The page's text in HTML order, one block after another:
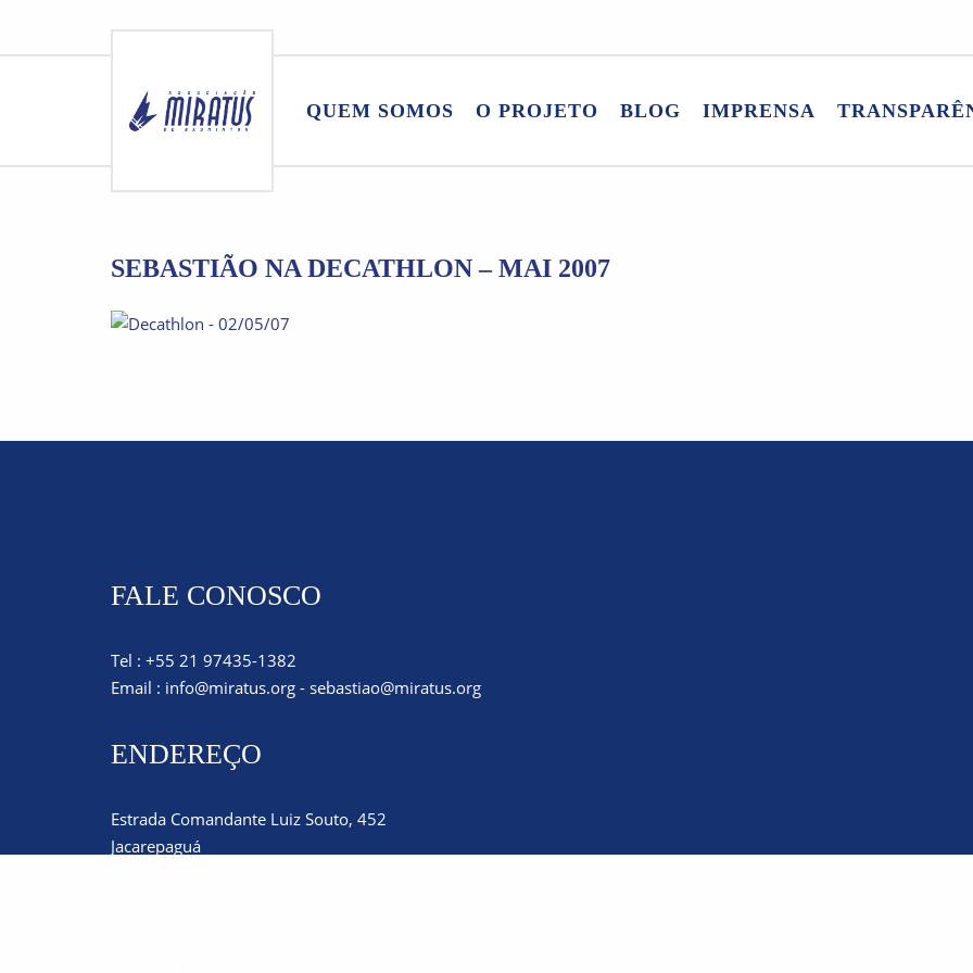
QUEM SOMOS O PROJETO BLOG IMPRENSA
SEBASTIÃO NA DECATHLON – MAI 2007
FALE CONOSCO
Tel : +55 21 97435-1382
Email : info@miratus.org - sebastiao@miratus.org
ENDEREÇO
Estrada Comandante Luiz Souto, 452
Jacarepaguá